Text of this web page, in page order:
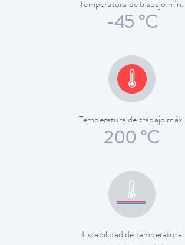
Temperatura de trabajo mín.
-45 °C
Temperatura de trabajo máx.
200 °C
Estabilidad de temperatura